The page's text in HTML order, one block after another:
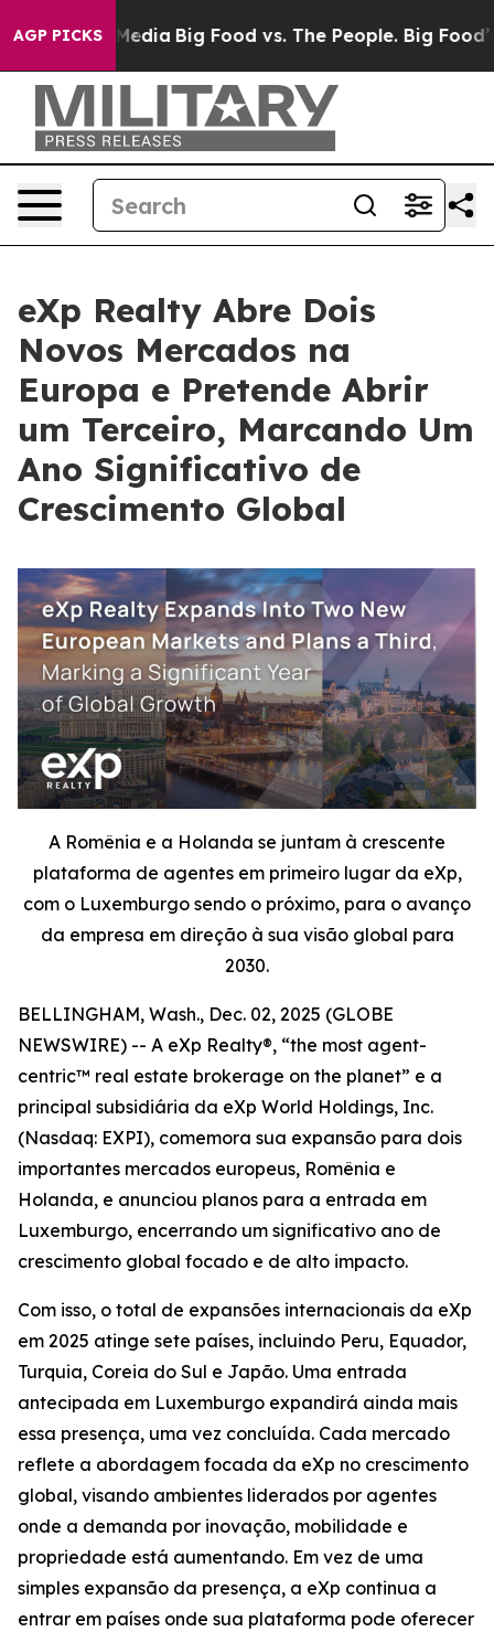
AGP PICKS
Media Big Food vs. The People. Big Food’s
eXp Realty Abre Dois
Novos Mercados na
Europa e Pretende Abrir
um Terceiro, Marcando Um
Ano Significativo de
Crescimento Global
A Romênia e a Holanda se juntam à crescente
plataforma de agentes em primeiro lugar da eXp,
com o Luxemburgo sendo o próximo, para o avanço
da empresa em direção à sua visão global para
2030.
BELLINGHAM, Wash., Dec. 02, 2025 (GLOBE
NEWSWIRE) -- A eXp Realty®, “the most agent-
centric™ real estate brokerage on the planet” e a
principal subsidiária da eXp World Holdings, Inc.
(Nasdaq: EXPI), comemora sua expansão para dois
importantes mercados europeus, Romênia e
Holanda, e anunciou planos para a entrada em
Luxemburgo, encerrando um significativo ano de
crescimento global focado e de alto impacto.
Com isso, o total de expansões internacionais da eXp
em 2025 atinge sete países, incluindo Peru, Equador,
Turquia, Coreia do Sul e Japão. Uma entrada
antecipada em Luxemburgo expandirá ainda mais
essa presença, uma vez concluída. Cada mercado
reflete a abordagem focada da eXp no crescimento
global, visando ambientes liderados por agentes
onde a demanda por inovação, mobilidade e
propriedade está aumentando. Em vez de uma
simples expansão da presença, a eXp continua a
entrar em países onde sua plataforma pode oferecer